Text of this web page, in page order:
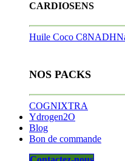
CARDIOSENS
Huile Coco C8NADH
NOS PACKS
COGNIXTRA
Ydrogen2O
Blog
Bon de commande